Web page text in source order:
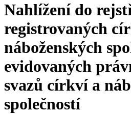
Nahlížení do
registrovaných
náboženských
evidovaných
svazů církví a
společností